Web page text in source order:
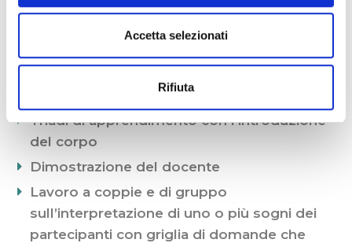
Accetta selezionati
Rifiuta
e focalizzazione di un sogno
Triadi di apprendimento con l’introduzione
del corpo
Dimostrazione del docente
Lavoro a coppie e di gruppo
sull’interpretazione di uno o più sogni dei
partecipanti con griglia di domande che